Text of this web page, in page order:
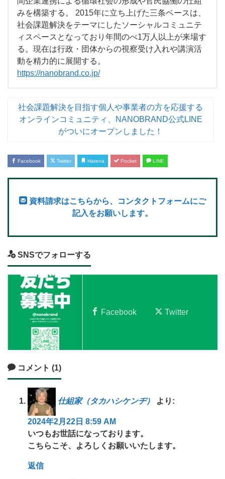
みを構築する。 2015年に立ち上げた三条ベースは、
社会課題解決をテーマにしたソーシャルコミュニテ
ィスペースとなっており年間のべ1万人以上が来場す
る。現在は行政・団体からの視察受け入れや講演活
動を精力的に展開する。
https://nanobrand.co.jp/
社会課題解決を目指す個人や事業者の方を応援する
オンラインコミュニティ、NANOBRAND公式LINE
がついにオープンしました！
Facebook Twitter Hatena Pocket LINE
資料請求はこちらから、コンタクトフォームにご
記入をお願いします。
SNSでフォローする
Facebook Twitter
コメント (1)
仕組家（タカハシケンヂ） より:
2024年2月22日 8:59 AM
いつもお世話になっております。
こちらこそ、よろしくお願いいたします。
返信